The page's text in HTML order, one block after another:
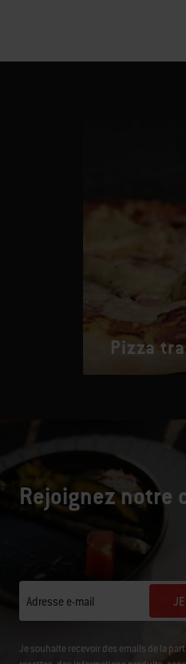
Pizza
Rejoignez notre
Adresse e-mail
Je souhaite recevoir des emails de la